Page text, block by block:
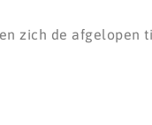
zich de afgelopen